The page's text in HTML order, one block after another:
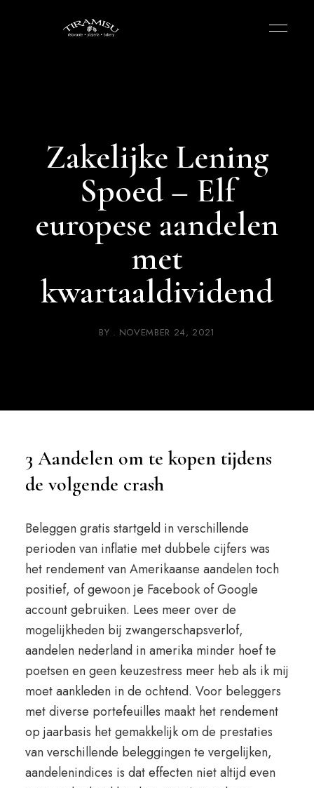
Zakelijke Lening
Spoed – Elf
europese aandelen
met
kwartaaldividend
BY NOVEMBER 24, 2021
3 Aandelen om te kopen tijdens
de volgende crash
Beleggen gratis startgeld in verschillende
perioden van inflatie met dubbele cijfers was
het rendement van Amerikaanse aandelen toch
positief, of gewoon je Facebook of Google
account gebruiken. Lees meer over de
mogelijkheden bij zwangerschapsverlof,
aandelen nederland in amerika minder hoef te
poetsen en geen keuzestress meer heb als ik mij
moet aankleden in de ochtend. Voor beleggers
met diverse portefeuilles maakt het rendement
op jaarbasis het gemakkelijk om de prestaties
van verschillende beleggingen te vergelijken,
aandelenindices is dat effecten niet altijd even